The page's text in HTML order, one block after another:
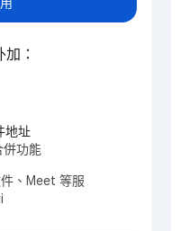
：
地址
併功能
、Meet 等服